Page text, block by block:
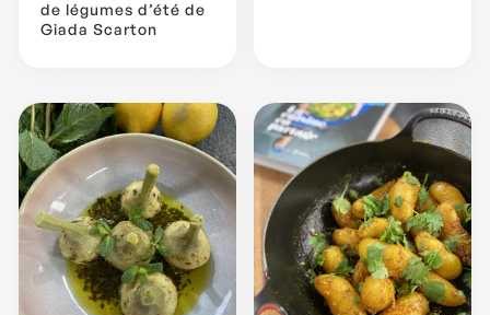
de légumes d’été de
Giada Scarton